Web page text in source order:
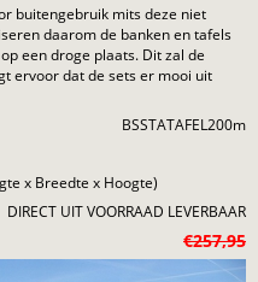
buitengebruik mits deze niet
daarom de banken en tafels
een droge plaats. Dit zal de
ervoor dat de sets er mooi uit
BSSTATAFEL200m
x Breedte x Hoogte)
DIRECT UIT VOORRAAD LEVERBAAR
€257,95